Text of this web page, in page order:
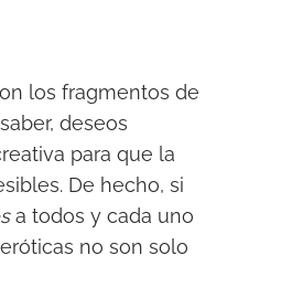
los fragmentos de
deseos
para que la
De hecho, si
a todos y cada uno
no son solo